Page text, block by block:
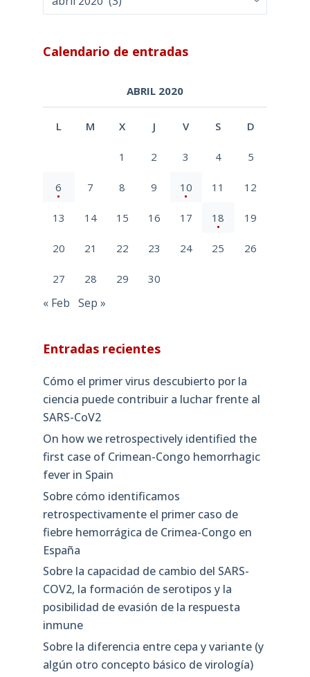
Calendario de entradas
ABRIL 2020
L M X J V S D
1 2 3 4 5
6 7 8 9 10 11 12
13 14 15 16 17 18 19
20 21 22 23 24 25 26
27 28 29 30
« Feb Sep »
Entradas recientes
Cómo el primer virus descubierto por la
ciencia puede contribuir a luchar frente al
SARS-CoV2
On how we retrospectively identified the
first case of Crimean-Congo hemorrhagic
fever in Spain
Sobre cómo identificamos
retrospectivamente el primer caso de
fiebre hemorrágica de Crimea-Congo en
España
Sobre la capacidad de cambio del SARS-
COV2, la formación de serotipos y la
posibilidad de evasión de la respuesta
inmune
Sobre la diferencia entre cepa y variante (y
algún otro concepto básico de virología)